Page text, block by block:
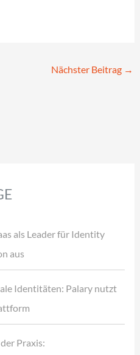
Nächster Beitrag →
als Leader für Identity
aus
Identitäten: Palary nutzt
Praxis: